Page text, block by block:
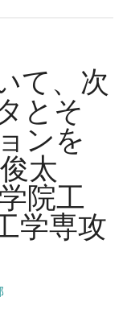
正
浩・
東
京
工
業
大
学
マ
な
て、次
とそ
ンを
太
院工
学専攻